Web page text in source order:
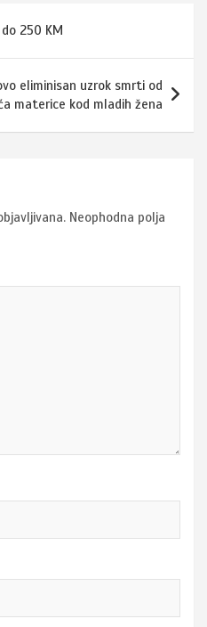
250 KM
eliminisan uzrok smrti od
materice kod mladih žena
Neophodna polja